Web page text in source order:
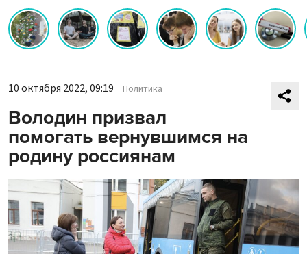
10 октября 2022, 09:19 Политика
Володин призвал
помогать вернувшимся на
родину россиянам